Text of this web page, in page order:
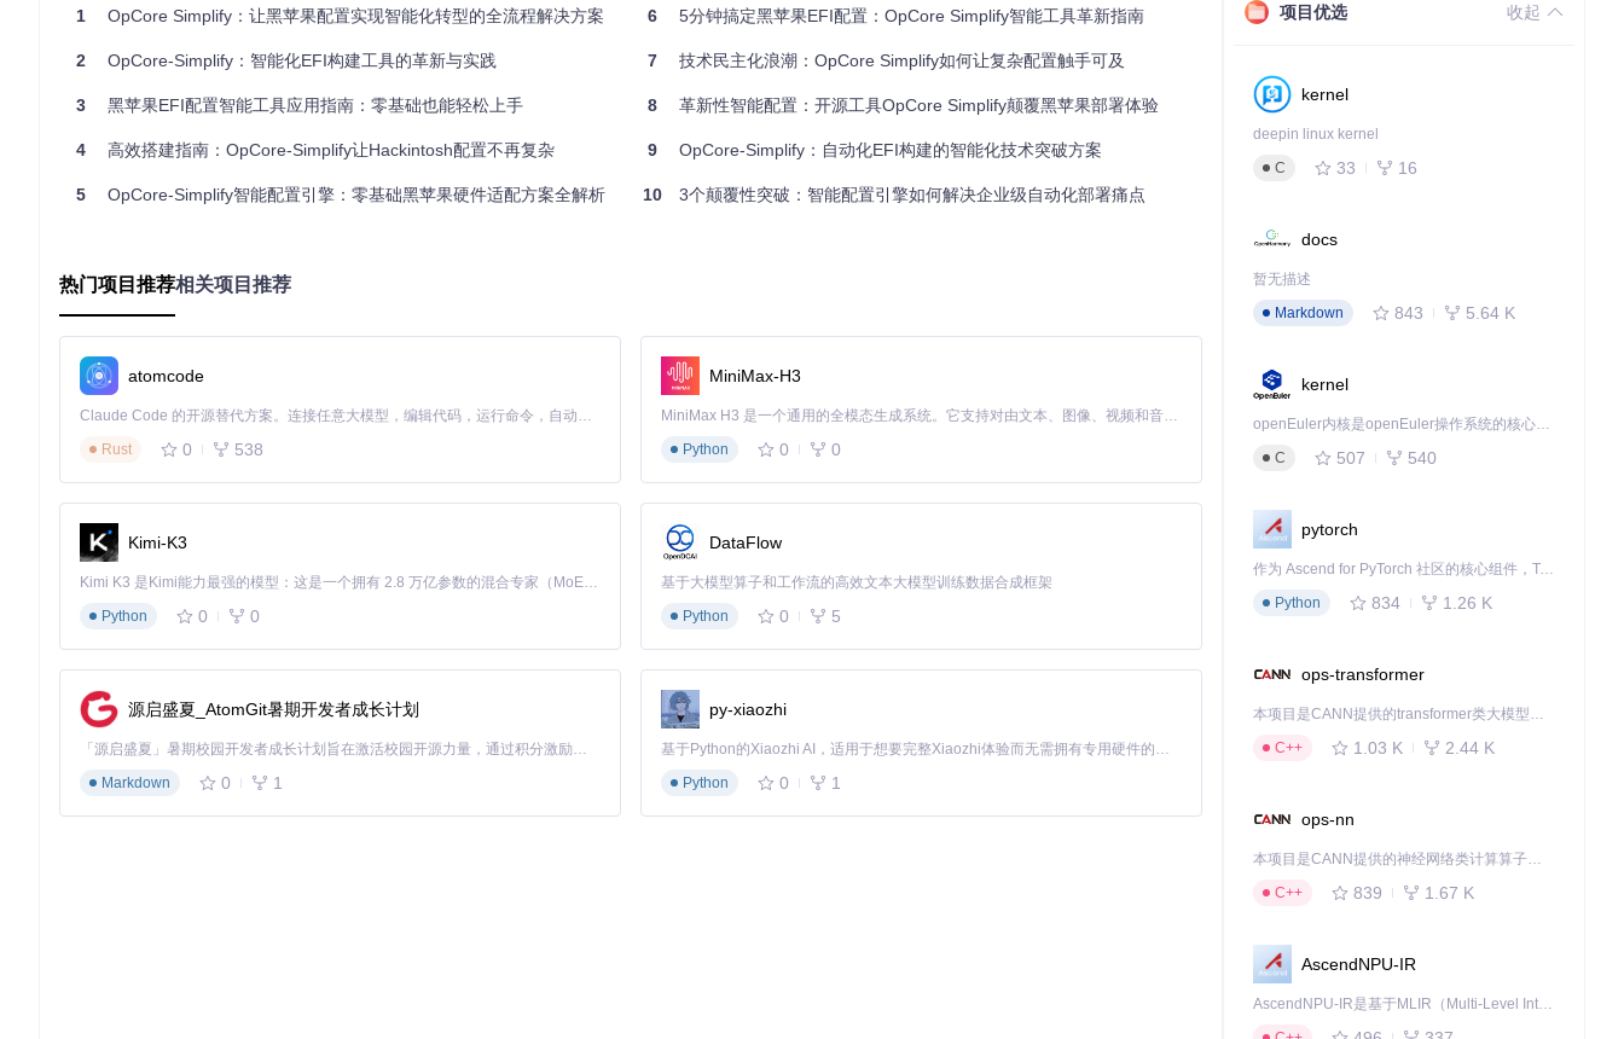
内置12层决策树结构，包含超过10万条硬件-配置映射规则。例如，当检测到Intel UHD Graphics时，会自动触发平台ID 0900A53E的配置路径，并关联启
技术指标
OpCore Simplify 传统手动配置
同类自动化工具
配置完成耗时
15分钟 220分钟
45分钟
版本兼容性
macOS 10.13-26
2.3 系统架构的创新设计
采用分层模块化架构，包含硬件抽象层、规则引擎层和配置生成层。其中规则引擎层通过JSON格式的硬件配置数据库实现动态更新，平均每周新增15+硬
件支持规则，确保对最新硬件的快速适配。
三、实践指南：智能配置的最佳实践
自动报告生成 ：通过"Export Hardware Report"功能一键采集系统信息，包含ACPI表、PCI设备列表及BIOS设置快照。
手动报告导入
硬件兼容性矩阵：
1 OpCore Simplify：让黑苹果配置实现智能化转型的全流程解决方案
2 OpCore-Simplify：智能化EFI构建工具的革新与实践
3 黑苹果EFI配置智能工具应用指南：零基础也能轻松上手
4 高效搭建指南：OpCore-Simplify让Hackintosh配置不再复杂
5 OpCore-Simplify智能配置引擎：零基础黑苹果硬件适配方案全解析
6 5分钟搞定黑苹果EFI配置：OpCore Simplify智能工具革新指南
7 技术民主化浪潮：OpCore Simplify如何让复杂配置触手可及
8 革新性智能配置：开源工具OpCore Simplify颠覆黑苹果部署体验
9 OpCore-Simplify：自动化EFI构建的智能化技术突破方案
10 3个颠覆性突破：智能配置引擎如何解决企业级自动化部署痛点
热门项目推荐相关项目推荐
atomcode
Claude Code 的开源替代方案。连接任意大模型，编辑代码，运行命令，自动验证 — 全自动执行。用 Rust 构建，极致性能。 ｜ An open-source alternative to Claude Code. Connect any LLM, edit code, run commands, and verify changes — autonomously. Built in Rust for speed. Get Started
Rust
0 538
MiniMax-H3
MiniMax H3 是一个通用的全模态生成系统。它支持对由文本、图像、视频和音频组成的多模态上下文进行统一理解，并能生成分辨率高达 2K、时长可达 15 秒的带原生立体声音频的视频。得益于面向任务泛化的系统设计，H3 在预训练阶段就已具备广泛的多模态上下文理解与生成能力，能够出色地执行复杂的多模态指令。
Python
0 0
Kimi-K3
Kimi K3 是Kimi能力最强的模型：这是一个拥有 2.8 万亿参数的混合专家（MoE）模型，具备原生视觉理解能力，并支持 100 万 token 的上下文窗口。
Python
0 0
DataFlow
基于大模型算子和工作流的高效文本大模型训练数据合成框架
Python
0 5
源启盛夏_AtomGit暑期开发者成长计划
「源启盛夏」暑期校园开发者成长计划旨在激活校园开源力量，通过积分激励、认证扶持、资源倾斜等形式，引导高校组织和开发者完成「入驻 — 建项目 — 做贡献 — 获认证 — 得资源」的完整闭环。无论你是想带领社团入驻平台的组织者，还是希望用代码贡献证明自己的开发者，都能在这里找到属于你的成长路径。
Markdown
0 1
py-xiaozhi
基于Python的Xiaozhi AI，适用于想要完整Xiaozhi体验而无需拥有专用硬件的用户。
Python
0 1
项目优选 收起
kernel
deepin linux kernel
C
33 16
docs
暂无描述
Markdown
843 5.64 K
kernel
openEuler内核是openEuler操作系统的核心，既是系统性能与稳定性的基石，也是连接处理器、设备与服务的桥梁。
C
507 540
pytorch
作为 Ascend for PyTorch 社区的核心组件，TorchNPU 是昇腾专为 PyTorch 打造的深度学习适配插件，使 PyTorch 框架能够直接调用昇腾 NPU，为开发者提供昇腾 AI 处理器的超强算力。
Python
834 1.26 K
ops-transformer
本项目是CANN提供的transformer类大模型算子库，实现网络在NPU上加速计算。
C++
1.03 K 2.44 K
ops-nn
本项目是CANN提供的神经网络类计算算子库，实现网络在NPU上加速计算。
C++
839 1.67 K
AscendNPU-IR
AscendNPU-IR是基于MLIR（Multi-Level Intermediate Representation）构建的，面向昇腾亲和算子编译时使用的中间表示，提供昇腾完备表达能力，通过编译优化提升昇腾AI处理器计算效率，支持通过生态框架使能昇腾AI处理器与深度调优